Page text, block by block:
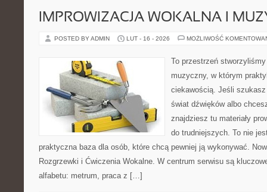
IMPROWIZACJA WOKALNA I
POSTED BY ADMIN LUT - 16 - 2026 MOŻLIWOŚĆ
To przestrzeń
muzyczny, w którym
ciekawością. Jeśli
świat dźwięków albo
znajdziesz tu materiały
do trudniejszych. To nie
praktyczna baza dla osób, które chcą pewniej ją wykonywać.
Rozgrzewki i Ćwiczenia Wokalne. W centrum serwisu są
alfabetu: metrum, praca z […]